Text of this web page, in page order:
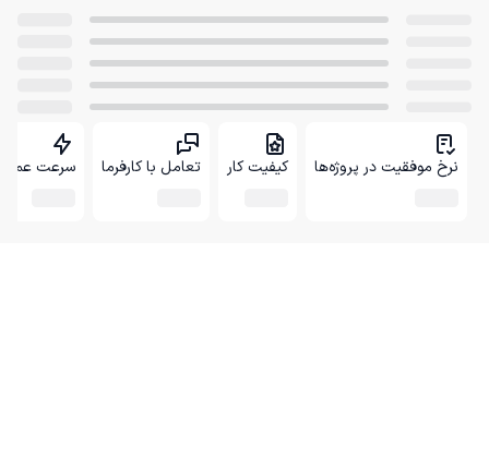
نرخ موفقیت در پروژه‌ها کیفیت کار تعامل با کارفرما سرعت عمل